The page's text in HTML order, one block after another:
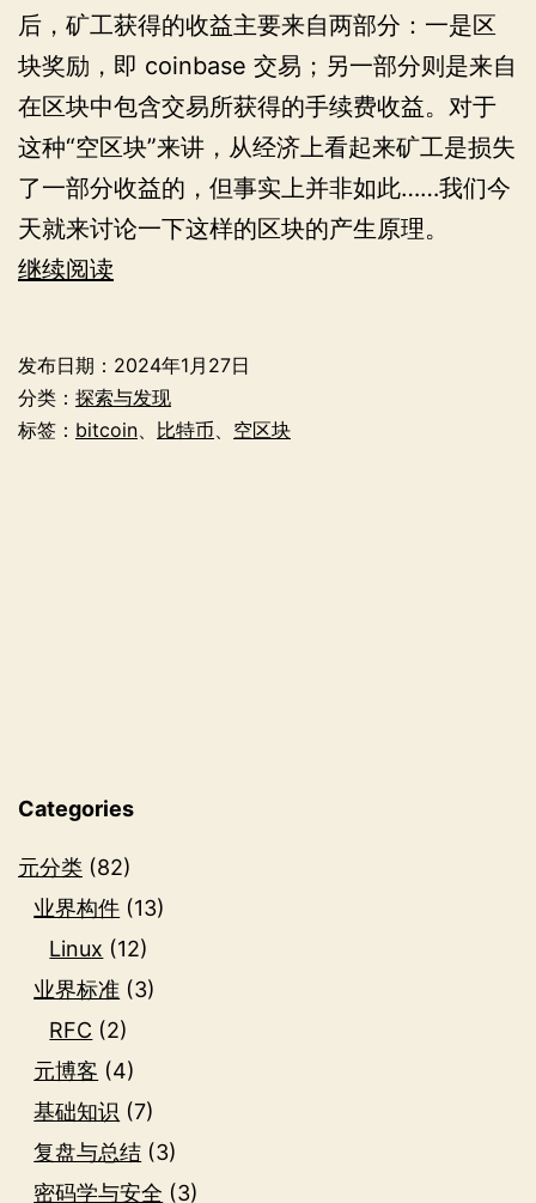
后，矿工获得的收益主要来自两部分：一是区
块奖励，即 coinbase 交易；另一部分则是来自
在区块中包含交易所获得的手续费收益。对于
这种“空区块”来讲，从经济上看起来矿工是损失
了一部分收益的，但事实上并非如此……我们今
天就来讨论一下这样的区块的产生原理。
继续阅读
比
特
发布日期： 2024年1月27日
分类： 探索与发现
标签： bitcoin 比特币 空区块
Categories
元分类 (82)
业界构件 (13)
Linux (12)
业界标准 (3)
RFC (2)
元博客 (4)
基础知识 (7)
复盘与总结 (3)
密码学与安全 (3)